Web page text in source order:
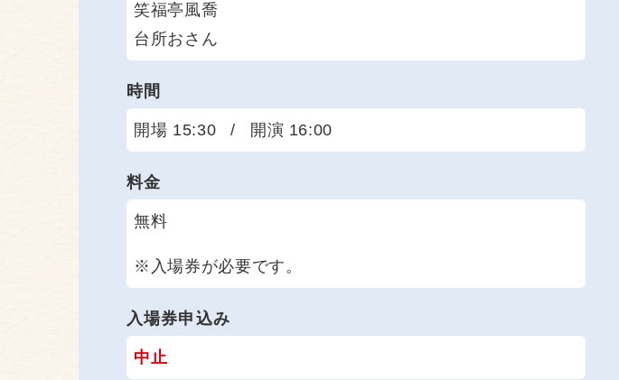
笑福亭風喬
台所おさん
時間
開場 15:30 / 開演 16:00
料金
無料
※入場券が必要です。
入場券申込み
中止